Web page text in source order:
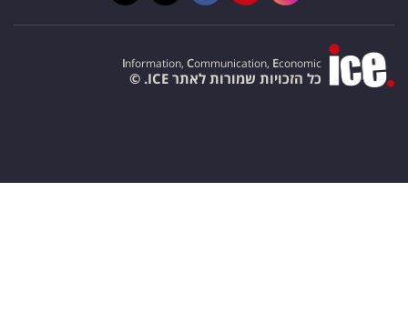
Information, Communication, Economic
כל הזכויות שמורות לאתר ICE. ©